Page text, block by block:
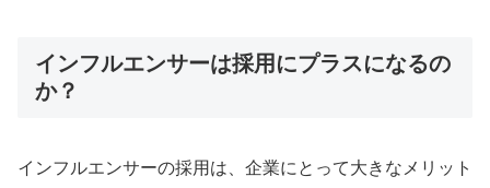
インフルエンサーは採用にプラスになるの
か？
インフルエンサーの採用は、企業にとって大きなメリット